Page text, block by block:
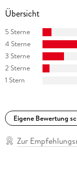
Übersicht
5 Sterne
4 Sterne
3 Sterne
2 Sterne
1 Stern
Eigene Bewertung
Zur